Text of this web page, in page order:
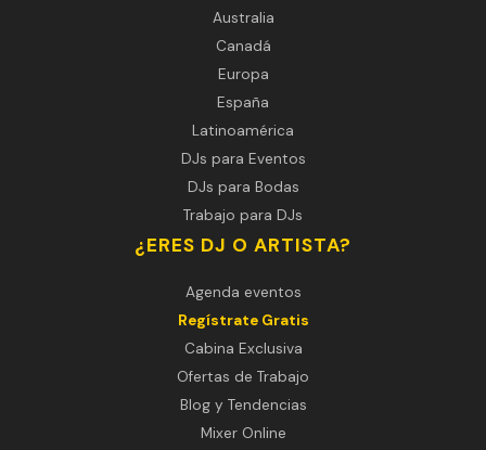
Australia
Canadá
Europa
España
Latinoamérica
DJs para Eventos
DJs para Bodas
Trabajo para DJs
¿ERES DJ O ARTISTA?
Agenda eventos
Regístrate Gratis
Cabina Exclusiva
Ofertas de Trabajo
Blog y Tendencias
Mixer Online